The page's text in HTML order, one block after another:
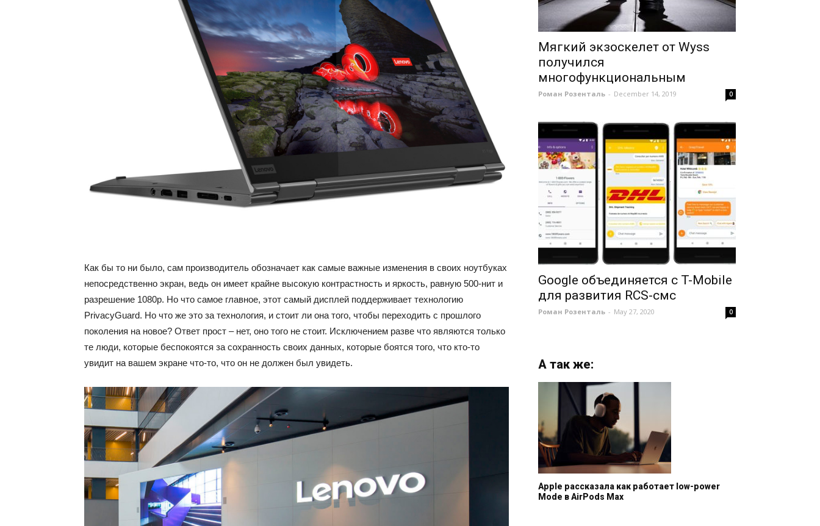
Как бы то ни было, сам производитель обозначает как самые важные изменения в своих ноутбуках
непосредственно экран, ведь он имеет крайне высокую контрастность и яркость, равную 500-нит и
разрешение 1080p. Но что самое главное, этот самый дисплей поддерживает технологию
PrivacyGuard. Но что же это за технология, и стоит ли она того, чтобы переходить с прошлого
поколения на новое? Ответ прост – нет, оно того не стоит. Исключением разве что являются только
те люди, которые беспокоятся за сохранность своих данных, которые боятся того, что кто-то
увидит на вашем экране что-то, что он не должен был увидеть.
Мягкий экзоскелет от Wyss
получился
многофункциональным
Роман Розенталь - December 14, 2019 0
Google объединяется с T-Mobile
для развития RCS-смс
Роман Розенталь - May 27, 2020 0
А так же:
Apple рассказала как работает low-power
Mode в AirPods Max